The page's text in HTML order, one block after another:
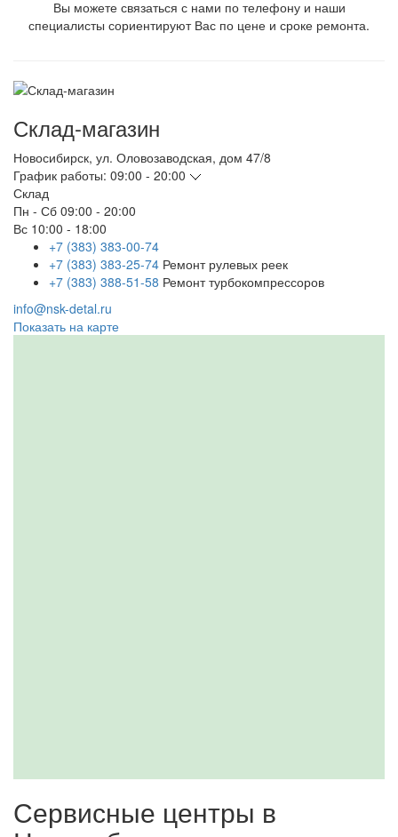
Вы можете связаться с нами по телефону и наши
специалисты сориентируют Вас по цене и сроке ремонта.
Склад-магазин
Новосибирск, ул. Оловозаводская, дом 47/8
График работы: 09:00 - 20:00
Склад
Пн - Сб 09:00 - 20:00
Вс 10:00 - 18:00
+7 (383) 383-00-74
+7 (383) 383-25-74 Ремонт рулевых реек
+7 (383) 388-51-58 Ремонт турбокомпрессоров
info@nsk-detal.ru
Показать на карте
Сервисные центры в